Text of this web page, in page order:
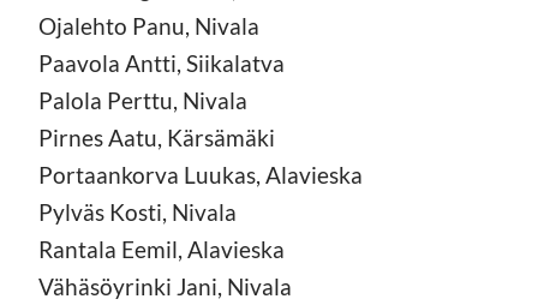
Ojalehto Panu, Nivala
Paavola Antti, Siikalatva
Palola Perttu, Nivala
Pirnes Aatu, Kärsämäki
Portaankorva Luukas, Alavieska
Pylväs Kosti, Nivala
Rantala Eemil, Alavieska
Vähäsöyrinki Jani, Nivala